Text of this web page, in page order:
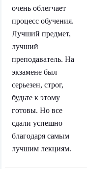
очень облегчает
процесс обучения.
Лучший предмет,
лучший
преподаватель. На
экзамене был
серьезен, строг,
будьте к этому
готовы. Но все
сдали успешно
благодаря самым
лучшим лекциям.